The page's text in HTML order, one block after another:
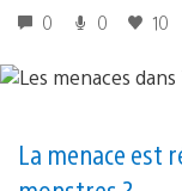
0 0 10
La menace est